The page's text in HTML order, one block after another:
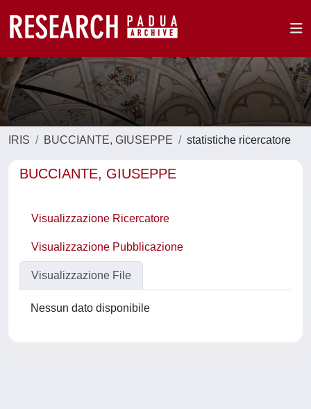
IRIS BUCCIANTE, GIUSEPPE statistiche ricercatore
BUCCIANTE, GIUSEPPE
Visualizzazione Ricercatore
Visualizzazione Pubblicazione
Visualizzazione File
Nessun dato disponibile